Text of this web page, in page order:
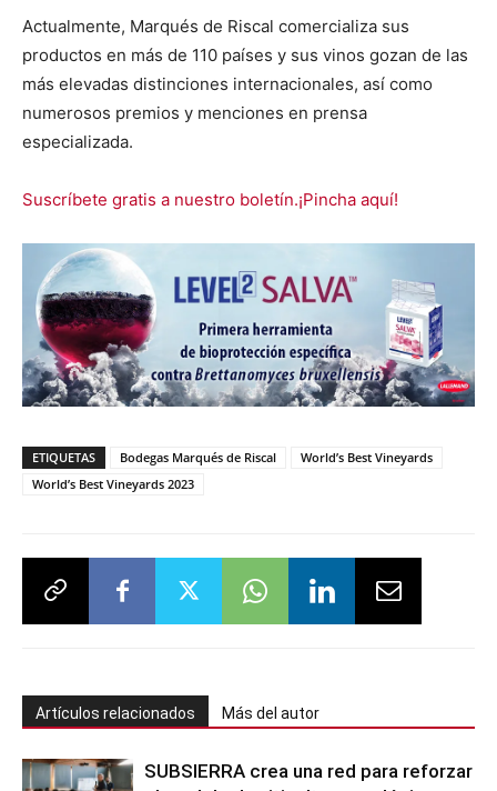
Actualmente, Marqués de Riscal comercializa sus
productos en más de 110 países y sus vinos gozan de las
más elevadas distinciones internacionales, así como
numerosos premios y menciones en prensa
especializada.
Suscríbete gratis a nuestro boletín.¡Pincha aquí!
ETIQUETAS Bodegas Marqués de Riscal
World’s Best Vineyards
World’s Best Vineyards 2023
Artículos relacionados Más del autor
SUBSIERRA crea una red para reforzar